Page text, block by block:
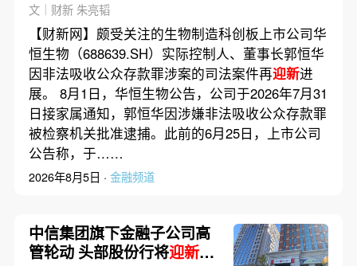
文｜财新 朱亮韬
【财新网】颇受关注的生物制造科创板上市公司华
恒生物（688639.SH）实际控制人、董事长郭恒华
因非法吸收公众存款罪涉案的司法案件再迎新进
展。 8月1日，华恒生物公告，公司于2026年7月31
日接家属通知，郭恒华因涉嫌非法吸收公众存款罪
被检察机关批准逮捕。此前的6月25日，上市公司
公告称，于……
2026年8月5日 · 金融频道
中信集团旗下金融子公司高
管轮动 头部股份行将迎新行